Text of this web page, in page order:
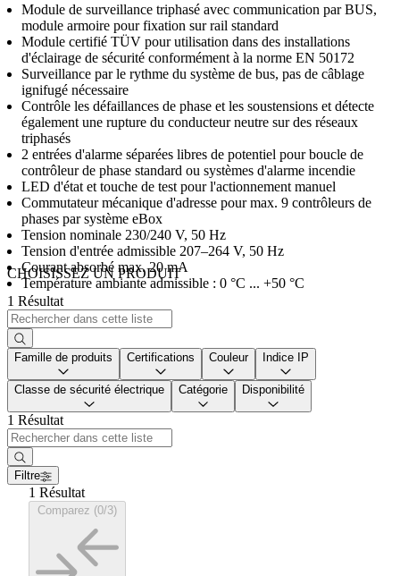
Module de surveillance triphasé avec communication par BUS,
module armoire pour fixation sur rail standard
Module certifié TÜV pour utilisation dans des installations
d'éclairage de sécurité conformément à la norme EN 50172
Surveillance par le rythme du système de bus, pas de câblage
ignifugé nécessaire
Contrôle les défaillances de phase et les soustensions et détecte
également une rupture du conducteur neutre sur des réseaux
triphasés
2 entrées d'alarme séparées libres de potentiel pour boucle de
contrôleur de phase standard ou systèmes d'alarme incendie
LED d'état et touche de test pour l'actionnement manuel
Commutateur mécanique d'adresse pour max. 9 contrôleurs de
phases par système eBox
Tension nominale 230/240 V, 50 Hz
Tension d'entrée admissible 207–264 V, 50 Hz
Courant absorbé max. 20 mA
Température ambiante admissible : 0 °C ... +50 °C
CHOISISSEZ UN PRODUIT
1 Résultat
Famille de produits Certifications Couleur Indice IP
Classe de sécurité électrique Catégorie Disponibilité
1 Résultat
Filtre
1 Résultat